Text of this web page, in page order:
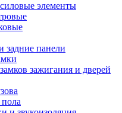
элементы
задние панели
зажигания и дверей